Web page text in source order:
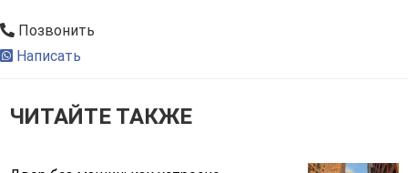
Позвонить
Написать
ЧИТАЙТЕ ТАКЖЕ